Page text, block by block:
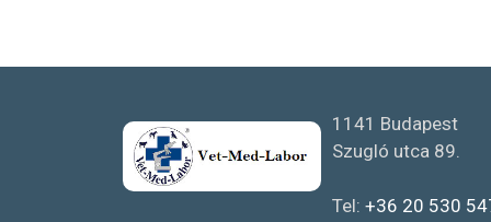
1141 Budapest
Szugló utca 89.
Tel: +36 20 530